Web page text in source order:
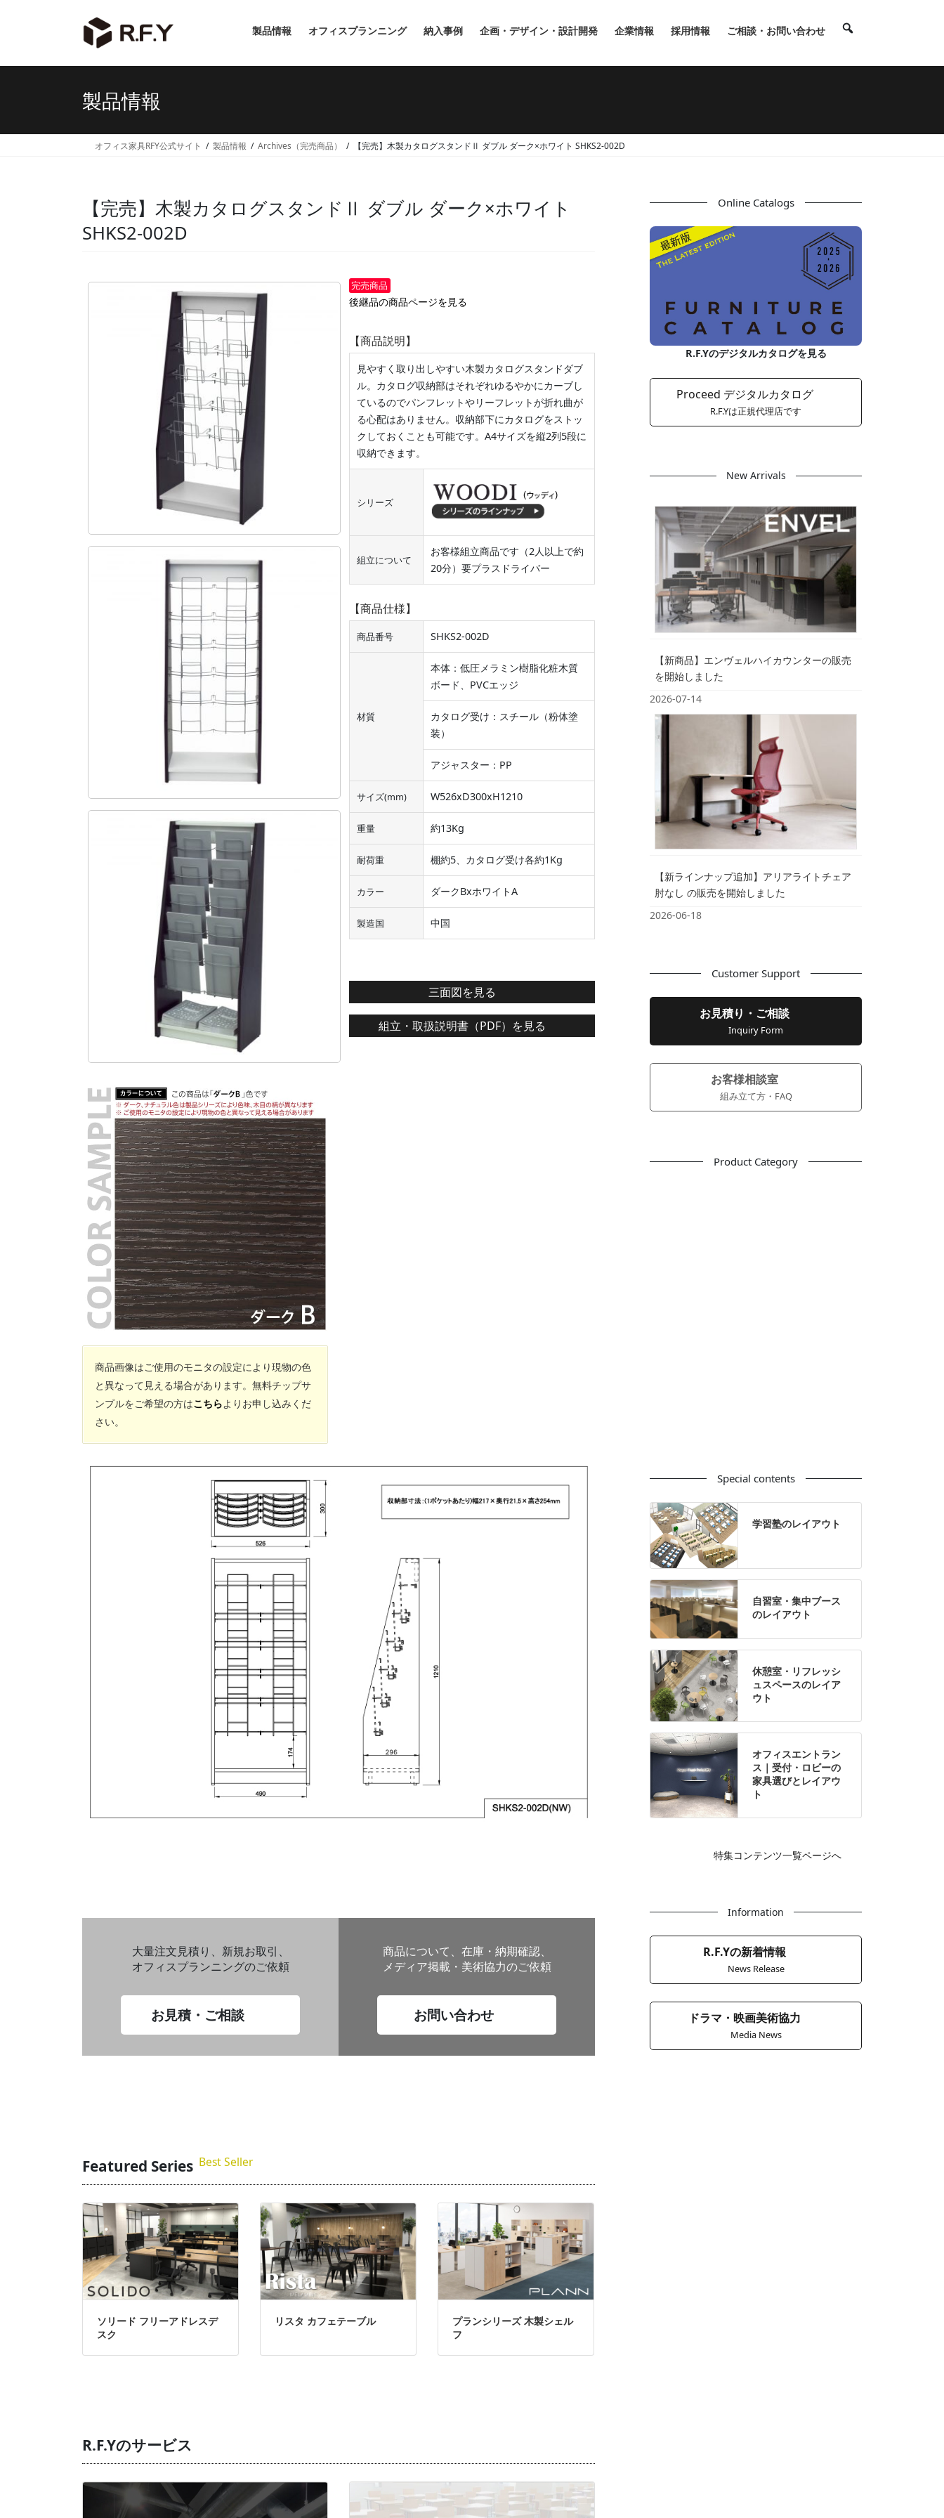
製品情報 オフィスプランニング 納入事例 企画・デザイン・設計開発 企業情報 採用情報 ご相談・お問い合わせ
製品情報
オフィス家具RFY公式サイト 製品情報 Archives（完売商品） 【完売】木製カタログスタンドⅡ ダブル ダーク×ホワイト SHKS2-002D
【完売】木製カタログスタンドⅡ ダブル ダーク×ホワイト
SHKS2-002D
商品画像はご使用のモニタの設定により現物の色
と異なって見える場合があります。無料チップサ
ンプルをご希望の方はこちらよりお申し込みくだ
さい。
完売商品
後継品の商品ページを見る
【商品説明】
見やすく取り出しやすい木製カタログスタンドダブ
ル。カタログ収納部はそれぞれゆるやかにカーブし
ているのでパンフレットやリーフレットが折れ曲が
る心配はありません。収納部下にカタログをストッ
クしておくことも可能です。A4サイズを縦2列5段に
収納できます。
シリーズ
組立について
お客様組立商品です（2人以上で約
20分）要プラスドライバー
【商品仕様】
商品番号 SHKS2-002D
材質
本体：低圧メラミン樹脂化粧木質
ボード、PVCエッジ
カタログ受け：スチール（粉体塗
装）
アジャスター：PP
サイズ(mm) W526xD300xH1210
重量 約13Kg
耐荷重 棚約5、カタログ受け各約1Kg
カラー ダークBxホワイトA
製造国 中国
三面図を見る
組立・取扱説明書（PDF）を見る
大量注文見積り、新規お取引、
オフィスプランニングのご依頼
お見積・ご相談
商品について、在庫・納期確認、
メディア掲載・美術協力のご依頼
お問い合わせ
Featured Series Best Seller
ソリード フリーアドレスデ
スク
リスタ カフェテーブル
プランシリーズ 木製シェル
フ
R.F.Yのサービス
Online Catalogs
R.F.Yのデジタルカタログを見る
Proceed デジタルカタログ
R.F.Yは正規代理店です
New Arrivals
【新商品】エンヴェルハイカウンターの販売
を開始しました
2026-07-14
【新ラインナップ追加】アリアライトチェア
肘なし の販売を開始しました
2026-06-18
Customer Support
お見積り・ご相談
Inquiry Form
お客様相談室
組み立て方・FAQ
Product Category
Special contents
学習塾のレイアウト
自習室・集中ブース
のレイアウト
休憩室・リフレッシ
ュスペースのレイア
ウト
オフィスエントラン
ス｜受付・ロビーの
家具選びとレイアウ
ト
特集コンテンツ一覧ページへ
Information
R.F.Yの新着情報
News Release
ドラマ・映画美術協力
Media News